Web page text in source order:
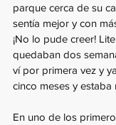
parque cerca de su
sentía mejor y con
¡No lo pude creer!
quedaban dos
ví por primera vez y
cinco meses y estaba
En uno de los